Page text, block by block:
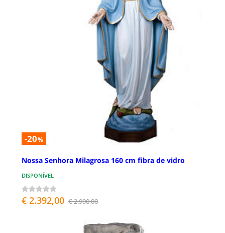
-20%
Nossa Senhora Milagrosa 160 cm fibra de vidro
DISPONÍVEL
€ 2.392,00 € 2.990,00